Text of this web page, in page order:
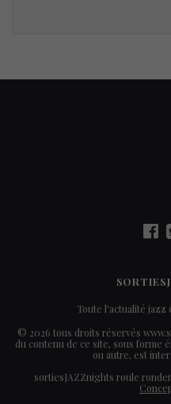
Toute l'actualité jazz
© 2026 tous droits réservés
du contenu de ce site, sous forme
ou autre, est
sortiesJAZZnights roule